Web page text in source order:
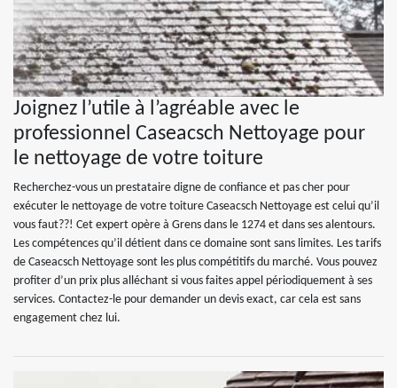
Joignez l’utile à l’agréable avec le
professionnel Caseacsch Nettoyage pour
le nettoyage de votre toiture
Recherchez-vous un prestataire digne de confiance et pas cher pour
exécuter le nettoyage de votre toiture Caseacsch Nettoyage est celui qu’il
vous faut??! Cet expert opère à Grens dans le 1274 et dans ses alentours.
Les compétences qu’il détient dans ce domaine sont sans limites. Les tarifs
de Caseacsch Nettoyage sont les plus compétitifs du marché. Vous pouvez
profiter d’un prix plus alléchant si vous faites appel périodiquement à ses
services. Contactez-le pour demander un devis exact, car cela est sans
engagement chez lui.